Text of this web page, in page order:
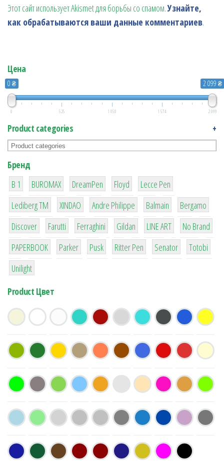
Этот сайт использует Akismet для борьбы со спамом.Узнайте,
как обрабатываются ваши данные комментариев.
Цена
0 ₴ 2 099 ₴
0 525 1 050 1 574 2 099
Product categories +
Бренд
B 1
1
BUROMAX
1
DreamPen
2
Floyd
2
Lecce Pen
3
Lediberg ТМ
3
XINDAO
1
Andre Philippe
4
Balmain
26
Bergamo
64
Discover
299
Farutti
4
Ferraghini
42
Gildan
4
LINE ART
90
No Brand
8
PAPERBOOK
6
Parker
2
Pusk
22
Ritter Pen
15
Senator
43
Totobi
1
Unilight
Product Цвет